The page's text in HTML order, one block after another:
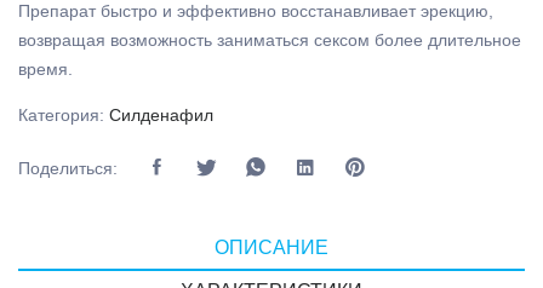
Препарат быстро и эффективно восстанавливает эрекцию,
возвращая возможность заниматься сексом более длительное
время.
Категория: Силденафил
Поделиться:
ОПИСАНИЕ